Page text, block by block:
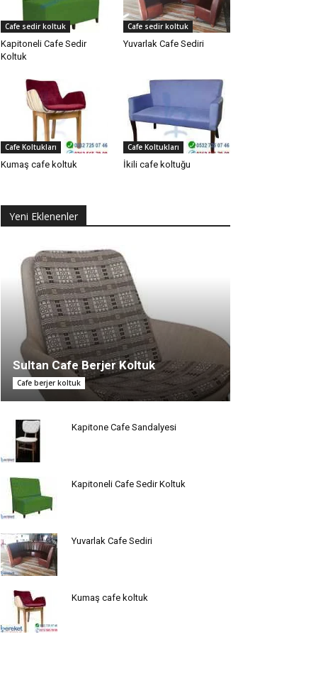
Cafe sedir koltuk
Kapitoneli Cafe Sedir
Koltuk
Cafe sedir koltuk
Yuvarlak Cafe Sediri
Cafe Koltukları
Kumaş cafe koltuk
Cafe Koltukları
İkili cafe koltuğu
Yeni Eklenenler
Sultan Cafe Berjer Koltuk
Cafe berjer koltuk
Kapitone Cafe Sandalyesi
Kapitoneli Cafe Sedir Koltuk
Yuvarlak Cafe Sediri
Kumaş cafe koltuk